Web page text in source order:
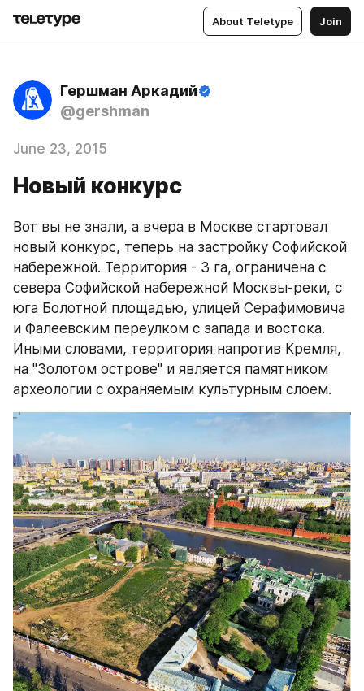
About Teletype Join
Гершман Аркадий
@gershman
June 23, 2015
Новый конкурс
Вот вы не знали, а вчера в Москве стартовал
новый конкурс, теперь на застройку Софийской
набережной. Территория - 3 га, ограничена с
севера Софийской набережной Москвы-реки, с
юга Болотной площадью, улицей Серафимовича
и Фалеевским переулком с запада и востока.
Иными словами, территория напротив Кремля,
на "Золотом острове" и является памятником
археологии с охраняемым культурным слоем.